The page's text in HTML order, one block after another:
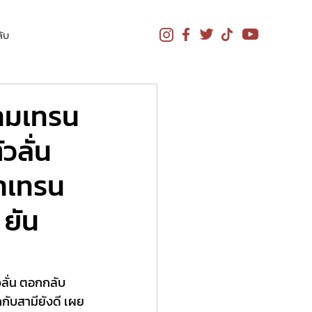
บ
เทรน
ลั่น
ทรน
น
ลั่น ตอกกลับ
กับสามียังดี เผย